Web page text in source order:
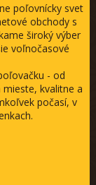
poľovnícky svet
obchody s
široký výber
voľnočasové
- od
kvalitne a
počasí, v